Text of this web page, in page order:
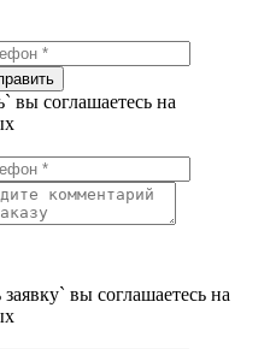
вы соглашаетесь на
вы соглашаетесь на